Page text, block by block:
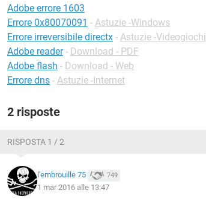
Adobe errore 1603
Errore 0x80070091 - Astuzie -Windows
Errore irreversibile directx - Astuzie -Videogiochi
Adobe reader - Download - PDF
Adobe flash - Download - Web
Errore dns - Astuzie -Internet
2 risposte
RISPOSTA 1 / 2
l'embrouille 75 749
1 mar 2016 alle 13:47